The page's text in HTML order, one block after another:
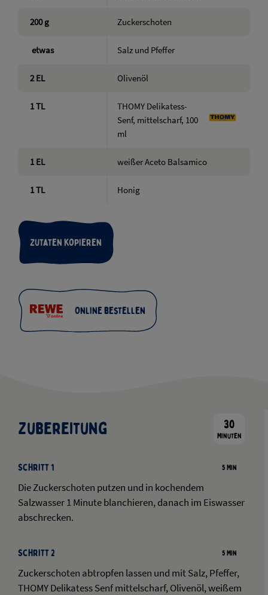
200 g Zuckerschoten
etwas Salz und Pfeffer
2 EL Olivenöl
1TL
THOMY Delikatess-
Senf, mittelscharf, 100
ml
1 EL weißer Aceto Balsamico
1TL Honig
Online bestellen
Zutaten kopieren
Zubereitung 30
Minuten
Schritt 1 5 Min
Die Zuckerschoten putzen und in kochendem
Salzwasser 1 Minute blanchieren, danach im Eiswasser
abschrecken.
Schritt 2 5 Min
Zuckerschoten abtropfen lassen und mit Salz, Pfeffer,
THOMY Delikatess Senf mittelscharf, Olivenöl, weißem